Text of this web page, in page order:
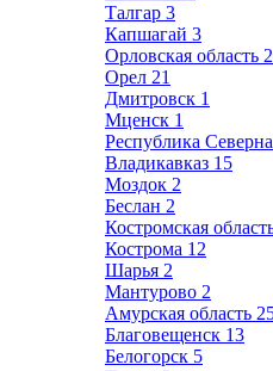
Талгар 3
Капшагай 3
Орловская область
Орел 21
Дмитровск 1
Мценск 1
Республика
Владикавказ 15
Моздок 2
Беслан 2
Костромская
Кострома 12
Шарья 2
Мантурово 2
Амурская область
Благовещенск 13
Белогорск 5